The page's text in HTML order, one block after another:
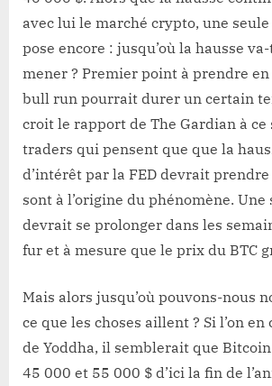
avec lui le marché crypto, une
pose encore : jusqu’où la hausse
mener ? Premier point à prendre en
bull run pourrait durer un certain
croit le rapport de The Gardian à ce
traders qui pensent que que la
d’intérêt par la FED devrait
sont à l’origine du phénomène.
devrait se prolonger dans les
fur et à mesure que le prix du BTC
Mais alors jusqu’où pouvons-nous
ce que les choses aillent ? Si l’on en
de Yoddha, il semblerait que
45 000 et 55 000 $ d’ici la fin de